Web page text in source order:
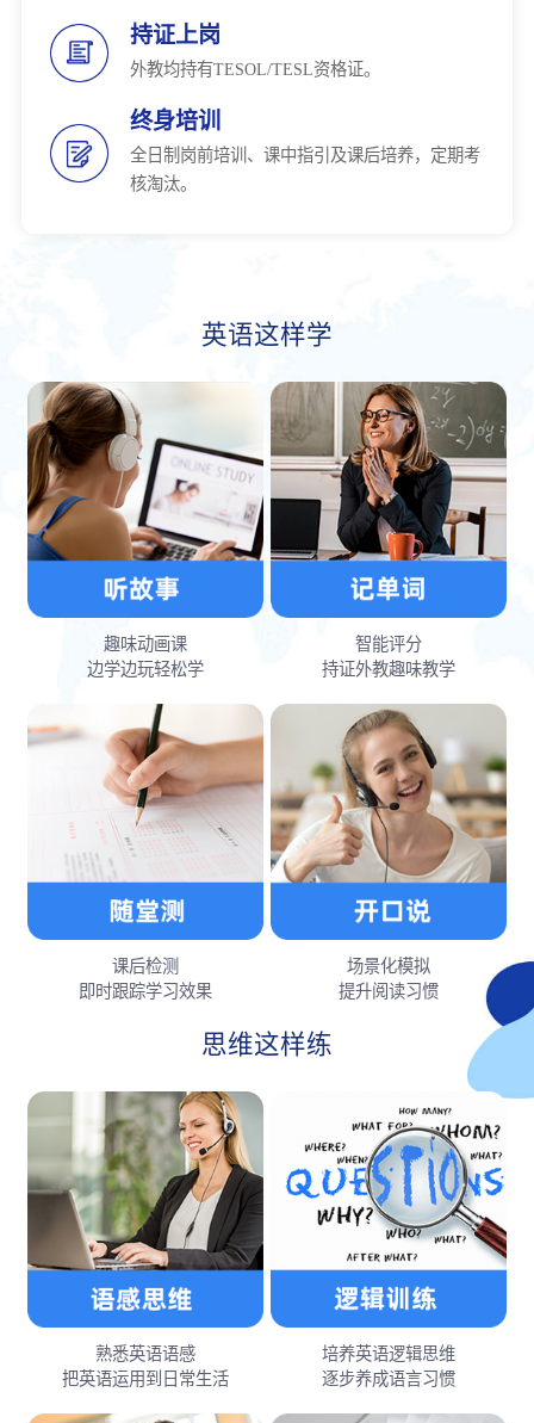
持证上岗
外教均持有TESOL/TESL资格证。
终身培训
全日制岗前培训、课中指引及课后培养，定期考
核淘汰。
英语这样学
趣味动画课
边学边玩轻松学
智能评分
持证外教趣味教学
课后检测
即时跟踪学习效果
场景化模拟
提升阅读习惯
思维这样练
熟悉英语语感
把英语运用到日常生活
培养英语逻辑思维
逐步养成语言习惯